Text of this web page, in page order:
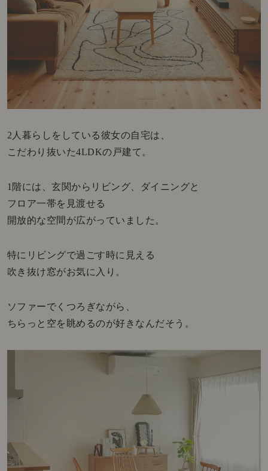
2人暮らしをしている彼女の自宅は、
こだわり抜いた4LDKの戸建て。
1階には、玄関からリビング、ダイニングと
フロア一帯を見渡せる
開放的な空間が広がっていました。
特にリビングで過ごす時に見える
吹き抜け窓がお気に入り。
ソファーでくつろぎながら、
ちらっと空を眺めるのが好きなんだそう。